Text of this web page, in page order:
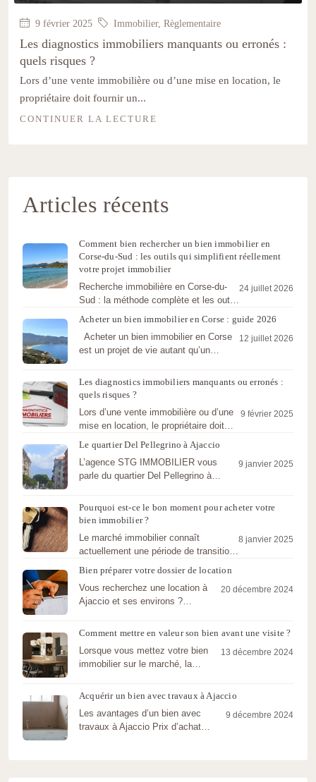
9 février 2025 Immobilier, Règlementaire
Les diagnostics immobiliers manquants ou erronés :
quels risques ?
Lors d’une vente immobilière ou d’une mise en location, le
propriétaire doit fournir un...
CONTINUER LA LECTURE
Articles récents
Comment bien rechercher un bien immobilier en
Corse-du-Sud : les outils qui simplifient réellement
votre projet immobilier
24 juillet 2026
Recherche immobilière en Corse-du-
Sud : la méthode complète et les outils
Acheter un bien immobilier en Corse : guide 2026
12 juillet 2026
Acheter un bien immobilier en Corse
est un projet de vie autant qu’un
Les diagnostics immobiliers manquants ou erronés :
quels risques ?
9 février 2025
Lors d’une vente immobilière ou d’une
mise en location, le propriétaire doit
Le quartier Del Pellegrino à Ajaccio
9 janvier 2025
L’agence STG IMMOBILIER vous
parle du quartier Del Pellegrino à
Pourquoi est-ce le bon moment pour acheter votre
bien immobilier ?
8 janvier 2025
Le marché immobilier connaît
actuellement une période de transition
d’acheter…
Bien préparer votre dossier de location
20 décembre 2024
Vous recherchez une location à
Ajaccio et ses environs ?
conseille pour bien…
Comment mettre en valeur son bien avant une visite ?
13 décembre 2024
Lorsque vous mettez votre bien
immobilier sur le marché, la
Une…
Acquérir un bien avec travaux à Ajaccio
9 décembre 2024
Les avantages d’un bien avec
travaux à Ajaccio Prix d’achat